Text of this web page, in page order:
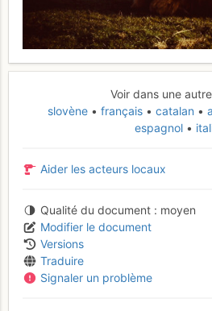
Voir dans une
slovène
français catalan
espagnol
Aider les acteurs locaux
Qualité du document
moyen
Modifier le document
Versions
Traduire
Signaler un problème